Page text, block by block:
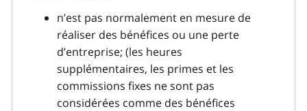
n’est pas normalement en mesure de
réaliser des bénéfices ou une perte
d’entreprise; (les heures
supplémentaires, les primes et les
commissions fixes ne sont pas
considérées comme des bénéfices